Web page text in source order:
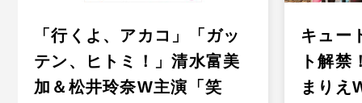
「行くよ、アカコ」「ガッ
テン、ヒトミ！」清水富美
加＆松井玲奈W主演「笑
キュー
ト解禁
まりえ